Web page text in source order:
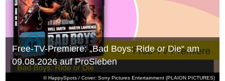
© HappySpots / Cover: Sony Pictures Entertainment (PLAION PICTURES)
Free-TV-Premiere: „Bad Boys: Ride or Die“ am
09.08.2026 auf ProSieben